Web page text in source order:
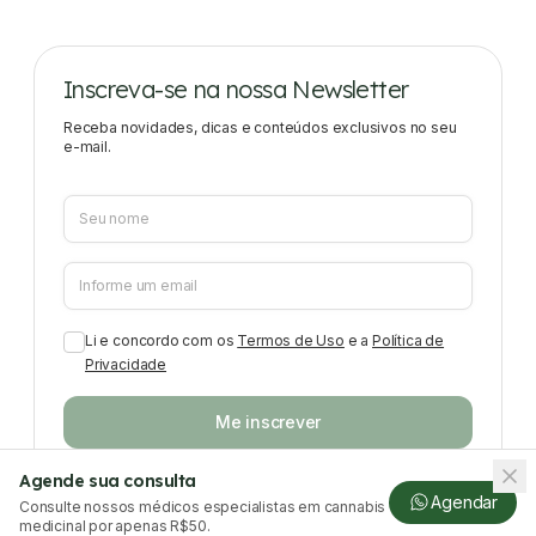
Inscreva-se na nossa Newsletter
Receba novidades, dicas e conteúdos exclusivos no seu
e-mail.
Li e concordo com os Termos de Uso e a Política de
Privacidade
Me inscrever
Agende sua consulta
Consulte nossos médicos especialistas em cannabis
medicinal por apenas R$50.
Agendar